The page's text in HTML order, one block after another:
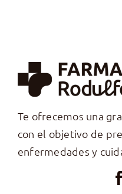
Te ofrecemos una
con el objetivo de
enfermedades y